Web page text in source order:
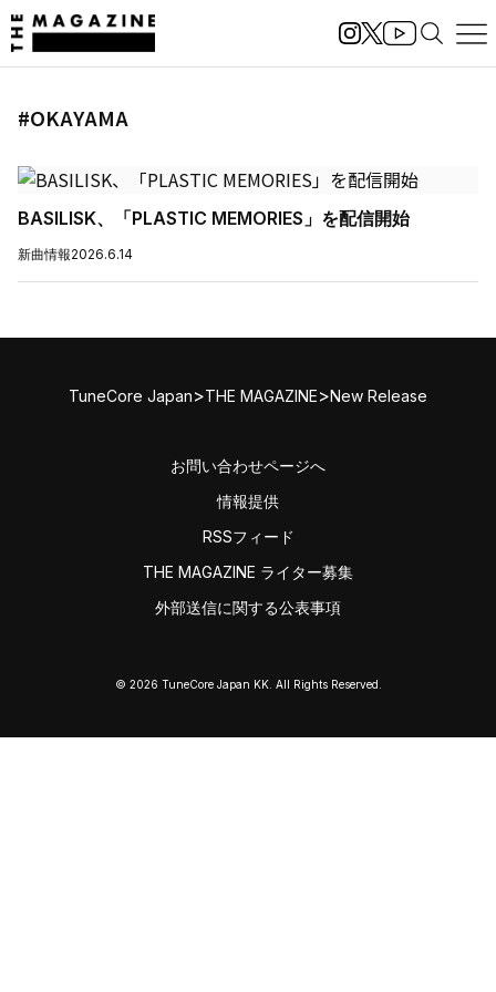
#OKAYAMA
BASILISK、「PLASTIC MEMORIES」を配信開始
新曲情報2026.6.14
TuneCore Japan>THE MAGAZINE>New Release
お問い合わせページへ
情報提供
RSSフィード
THE MAGAZINE ライター募集
外部送信に関する公表事項
© 2026 TuneCore Japan KK. All Rights Reserved.